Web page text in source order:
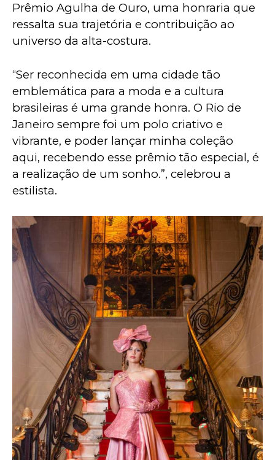
Prêmio Agulha de Ouro, uma honraria que
ressalta sua trajetória e contribuição ao
universo da alta-costura.
“Ser reconhecida em uma cidade tão
emblemática para a moda e a cultura
brasileiras é uma grande honra. O Rio de
Janeiro sempre foi um polo criativo e
vibrante, e poder lançar minha coleção
aqui, recebendo esse prêmio tão especial, é
a realização de um sonho.”, celebrou a
estilista.